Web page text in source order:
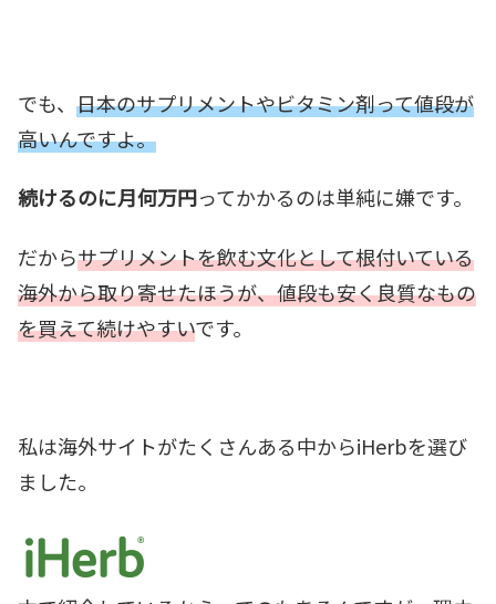
でも、 日本のサプリメントやビタミン剤って値段が
高いんですよ。
続けるのに月何万円ってかかるのは単純に嫌です。
だからサプリメントを飲む文化として根付いている
海外から取り寄せたほうが、値段も安く良質なもの
を買えて続けやすいです。
私は海外サイトがたくさんある中からiHerbを選び
ました。